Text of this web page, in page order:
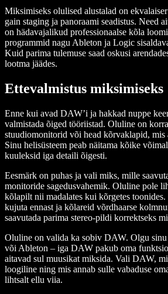
Miksimiseks olulised alustalad on
gain staging ja panoraami seadistus. Need
on hädavajalikud professionaalse kõla
programmid nagu Ableton ja Logic
Kuid parima tulemuse saad oskusi
lootma jäädes.
Ettevalmistus miksimiseks
Enne kui avad DAW’i ja hakkad nuppe
valmistada õiged tööriistad. Oluline on
stuudiomonitorid või head kõrvaklapid, mis
Sinu helisüsteem peab näitama kõike
kuuleksid iga detaili õigesti.
Eesmärk on puhas ja vali miks, mille
monitoride sagedusvahemik. Oluline pole
kõlapilt nii madalates kui kõrgetes
kujuta ennast ja kõlareid võrdhaarse
saavutada parima stereo-pildi korrektseks
Oluline on valida ka sobiv DAW. Olgu
või Ableton – iga DAW pakub oma
aitavad sul muusikat miksida. Vali DAW,
loogiline ning mis annab sulle vabaduse
lihtsalt ellu viia.